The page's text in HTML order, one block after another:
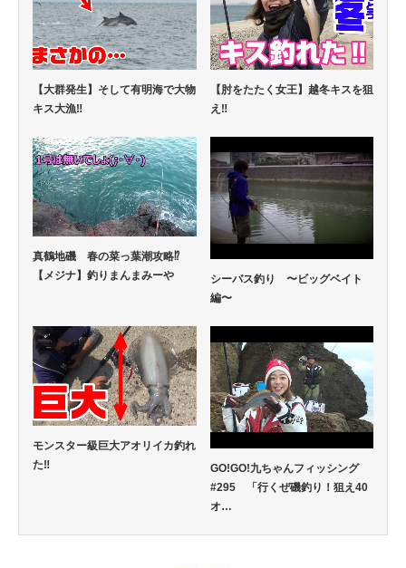
【大群発生】そして有明海で大物
キス大漁‼
【肘をたたく女王】越冬キスを狙
え‼
真鶴地磯 春の菜っ葉潮攻略⁉
【メジナ】釣りまんまみーや
シーバス釣り 〜ビッグベイト
編〜
モンスター級巨大アオリイカ釣れ
た‼
GO!GO!九ちゃんフィッシング
#295 「行くぜ磯釣り！狙え40
オ…